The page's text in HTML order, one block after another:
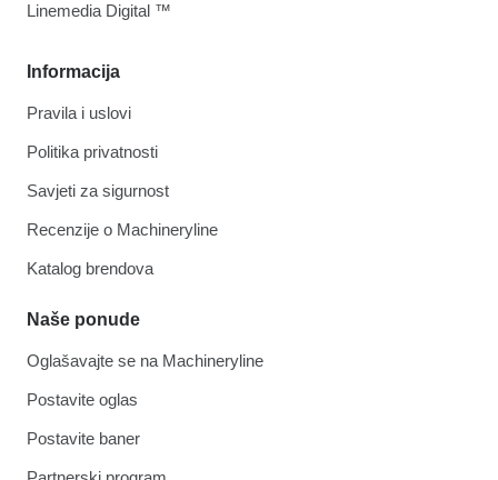
Informacija
Pravila i uslovi
Politika privatnosti
Savjeti za sigurnost
Recenzije o Machineryline
Katalog brendova
Naše ponude
Oglašavajte se na Machineryline
Postavite oglas
Postavite baner
Linemedia Digital ™